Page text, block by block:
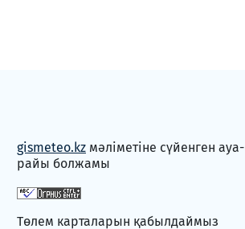
gismeteo.kz мәліметіне сүйенген ауа-
райы болжамы
Төлем карталарын қабылдаймыз